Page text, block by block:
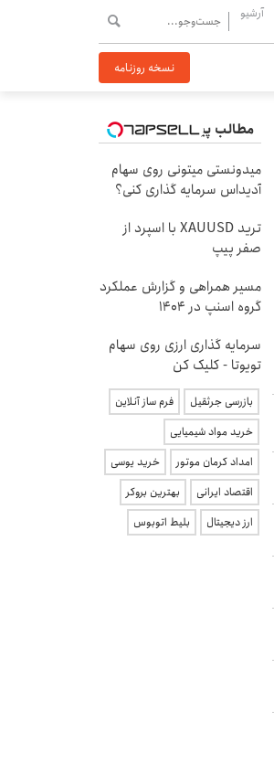
آرشیو
نسخه روزنامه
مطالب پیشنهادی
میدونستی میتونی روی سهام
آدیداس سرمایه گذاری کنی؟
ترید XAUUSD با اسپرد از
صفر پیپ
مسیر همراهی و گزارش عملکرد
گروه اسنپ در ۱۴۰۴
سرمایه گذاری ارزی روی سهام
تویوتا - کلیک کن
بازرسی جرثقیل
فرم ساز آنلاین
خرید مواد شیمیایی
امداد کرمان موتور
خرید یوسی
اقتصاد ایرانی
بهترین بروکر
ارز دیجیتال
بلیط اتوبوس